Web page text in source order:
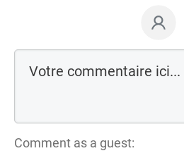
Comment as a guest: